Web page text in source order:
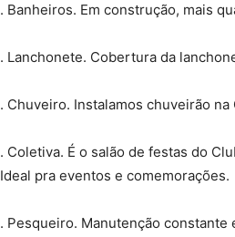
. Banheiros. Em construção, mais
. Lanchonete. Cobertura da
. Chuveiro. Instalamos chuveirão
. Coletiva. É o salão de festas do
Ideal pra eventos e comemorações.
. Pesqueiro. Manutenção constante